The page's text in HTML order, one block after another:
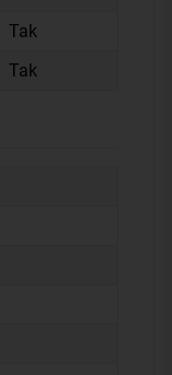
Tak
Tak